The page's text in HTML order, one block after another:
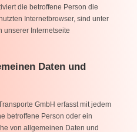
die betroffene Person die
Internetbrowser, sind unter
unserer Internetseite
Daten und
GmbH erfasst mit jedem
betroffene Person oder ein
von allgemeinen Daten und